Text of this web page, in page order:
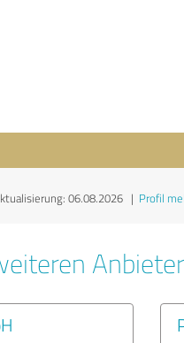
06.08.2026 | Profil